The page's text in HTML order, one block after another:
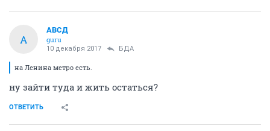
А
АВСД
guru
10 декабря 2017 БДА
на Ленина метро есть.
ну зайти туда и жить остаться?
ОТВЕТИТЬ